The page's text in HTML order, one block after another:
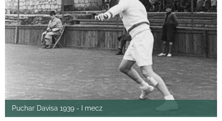
Puchar Davisa 1939 - I mecz